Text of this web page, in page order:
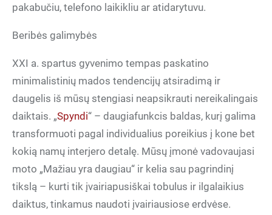
pakabučiu, telefono laikikliu ar atidarytuvu.
Beribės galimybės
XXI a. spartus gyvenimo tempas paskatino
minimalistinių mados tendencijų atsiradimą ir
daugelis iš mūsų stengiasi neapsikrauti nereikalingais
daiktais. „Spyndi“ – daugiafunkcis baldas, kurį galima
transformuoti pagal individualius poreikius į kone bet
kokią namų interjero detalę. Mūsų įmonė vadovaujasi
moto „Mažiau yra daugiau“ ir kelia sau pagrindinį
tikslą – kurti tik įvairiapusiškai tobulus ir ilgalaikius
daiktus, tinkamus naudoti įvairiausiose erdvėse.